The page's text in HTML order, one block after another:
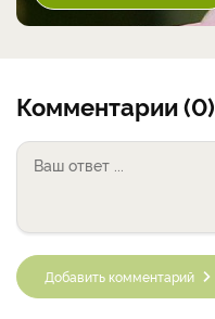
Комментарии (0)
Добавить комментарий